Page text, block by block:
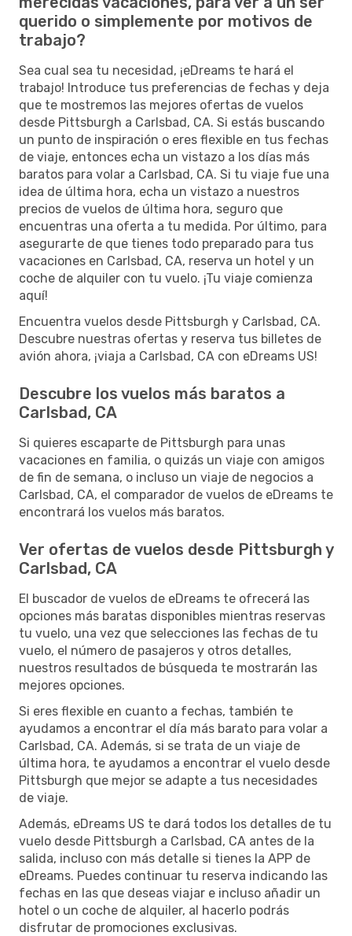
querido o simplemente por motivos de
trabajo?
Sea cual sea tu necesidad, ¡eDreams te hará el
trabajo! Introduce tus preferencias de fechas y deja
que te mostremos las mejores ofertas de vuelos
desde Pittsburgh a Carlsbad, CA. Si estás buscando
un punto de inspiración o eres flexible en tus fechas
de viaje, entonces echa un vistazo a los días más
baratos para volar a Carlsbad, CA. Si tu viaje fue una
idea de última hora, echa un vistazo a nuestros
precios de vuelos de última hora, seguro que
encuentras una oferta a tu medida. Por último, para
asegurarte de que tienes todo preparado para tus
vacaciones en Carlsbad, CA, reserva un hotel y un
coche de alquiler con tu vuelo. ¡Tu viaje comienza
aquí!
Encuentra vuelos desde Pittsburgh y Carlsbad, CA.
Descubre nuestras ofertas y reserva tus billetes de
avión ahora, ¡viaja a Carlsbad, CA con eDreams US!
Descubre los vuelos más baratos a
Carlsbad, CA
Si quieres escaparte de Pittsburgh para unas
vacaciones en familia, o quizás un viaje con amigos
de fin de semana, o incluso un viaje de negocios a
Carlsbad, CA, el comparador de vuelos de eDreams te
encontrará los vuelos más baratos.
Ver ofertas de vuelos desde Pittsburgh y
Carlsbad, CA
El buscador de vuelos de eDreams te ofrecerá las
opciones más baratas disponibles mientras reservas
tu vuelo, una vez que selecciones las fechas de tu
vuelo, el número de pasajeros y otros detalles,
nuestros resultados de búsqueda te mostrarán las
mejores opciones.
Si eres flexible en cuanto a fechas, también te
ayudamos a encontrar el día más barato para volar a
Carlsbad, CA. Además, si se trata de un viaje de
última hora, te ayudamos a encontrar el vuelo desde
Pittsburgh que mejor se adapte a tus necesidades
de viaje.
Además, eDreams US te dará todos los detalles de tu
vuelo desde Pittsburgh a Carlsbad, CA antes de la
salida, incluso con más detalle si tienes la APP de
eDreams. Puedes continuar tu reserva indicando las
fechas en las que deseas viajar e incluso añadir un
hotel o un coche de alquiler, al hacerlo podrás
disfrutar de promociones exclusivas.